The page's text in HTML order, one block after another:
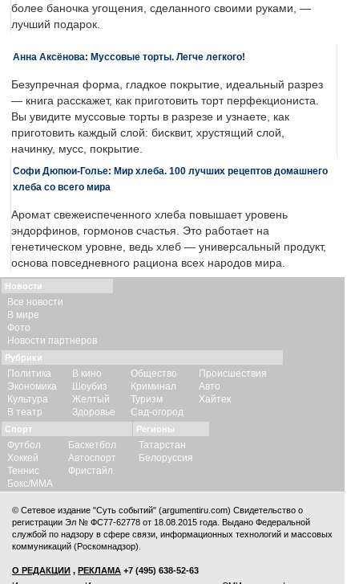
более баночка угощения, сделанного своими руками, —
лучший подарок.
Анна Аксёнова: Муссовые торты. Легче легкого!
Безупречная форма, гладкое покрытие, идеальный разрез
— книга расскажет, как приготовить торт перфекциониста.
Вы увидите муссовые торты в разрезе и узнаете, как
приготовить каждый слой: бисквит, хрустящий слой,
начинку, мусс, покрытие.
Софи Дюпюи-Голье: Мир хлеба. 100 лучших рецептов домашнего
хлеба со всего мира
Аромат свежеиспеченного хлеба повышает уровень
эндорфинов, гормонов счастья. Это работает на
генетическом уровне, ведь хлеб — универсальный продукт,
основа повседневного рациона всех народов мира.
Новости
Все новости
В мире
Фото
Новости партнеров
Рубрики
Политика
Экономика
Культура
В театр
В кино
Шоубиз
Желтый
Здоровье
Общество
Криминал
Туризм
Сад-огород
Происшествия
Авто
Хайтек
Спорт
Футбол
Хоккей
Теннис
Бокс/ММА
Баскетбол
Автоспорт
Фристайл
Регионы
Татарстан
Белоруссия
© Сетевое издание "Суть событий" (argumentiru.com) Свидетельство о
регистрации Эл № ФС77-62778 от 18.08.2015 года. Выдано Федеральной
службой по надзору в сфере связи, информационных технологий и массовых
коммуникаций (Роскомнадзор).
О РЕДАКЦИИ , РЕКЛАМА +7 (495) 638-52-63